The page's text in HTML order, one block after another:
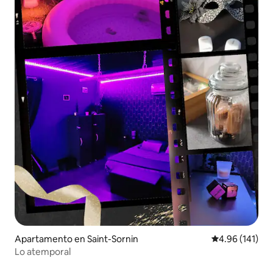
Apartamento en Saint-Sornin Calificación
4.96 (141)
Lo atemporal